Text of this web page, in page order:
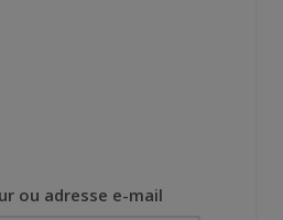
ou adresse e-mail